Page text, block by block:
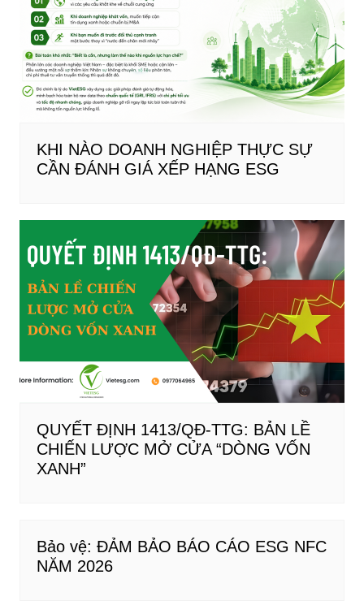
KHI NÀO DOANH NGHIỆP THỰC SỰ
CẦN ĐÁNH GIÁ XẾP HẠNG ESG
QUYẾT ĐỊNH 1413/QĐ-TTG: BẢN LỀ
CHIẾN LƯỢC MỞ CỬA “DÒNG VỐN
XANH”
Bảo vệ: ĐẢM BẢO BÁO CÁO ESG NFC
NĂM 2026